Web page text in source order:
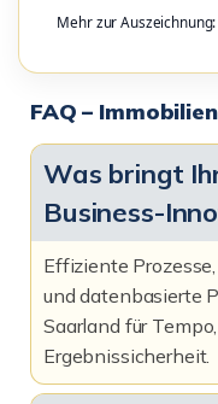
Mehr zur Auszeichnung:
FAQ –
Was bringt
Business-
Effiziente
und datenbasierte
Saarland für
Ergebnissicherheit.